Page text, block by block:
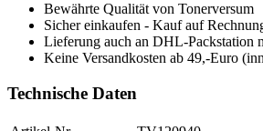
Bewährte Qualität von Tonerversum
Sicher einkaufen - Kauf auf
Lieferung auch an DHL-Packstation
Keine Versandkosten ab 49,-Euro
Technische Daten